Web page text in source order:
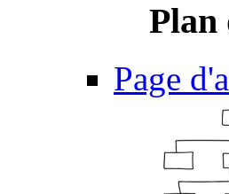
Plan
Page